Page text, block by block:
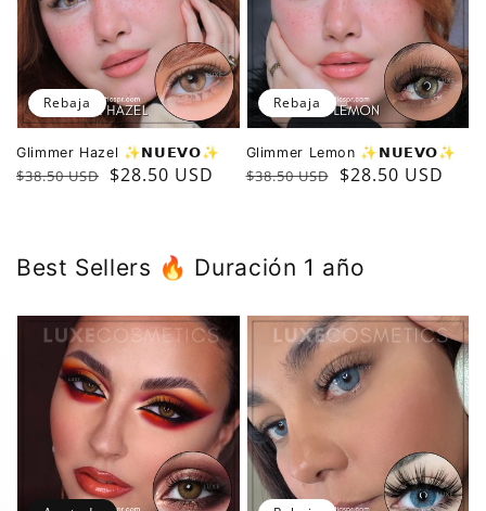
Glimmer Hazel ✨️𝗡𝗨𝗘𝗩𝗢✨️
Precio
$38.50 USD
Precio
$28.50 USD
Rebaja
Glimmer Lemon ✨️𝗡𝗨𝗘𝗩𝗢✨️
Precio
$38.50 USD
Precio
$28.50 USD
Rebaja
B est Sellers 🔥 Duración 1 año